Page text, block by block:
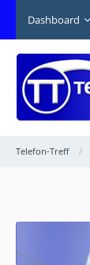
Dashboard
Telefon-Treff